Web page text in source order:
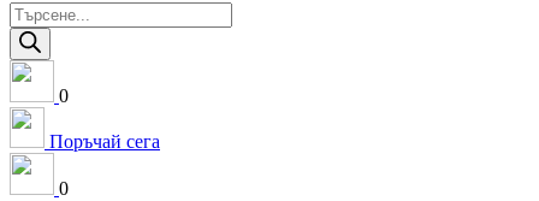
Products
search
0
Поръчай сега
0